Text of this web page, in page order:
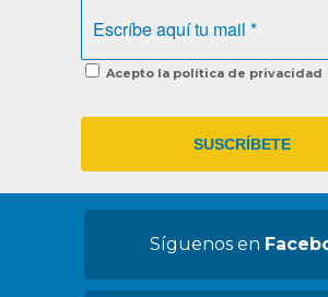
Acepto la política de privacidad
Síguenos en